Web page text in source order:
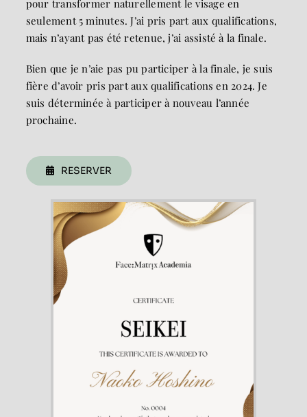
pour transformer naturellement le visage en
seulement 5 minutes. J’ai pris part aux qualifications,
mais n’ayant pas été retenue, j’ai assisté à la finale.
Bien que je n’aie pas pu participer à la finale, je suis
fière d’avoir pris part aux qualifications en 2024. Je
suis déterminée à participer à nouveau l’année
prochaine.
RESERVER